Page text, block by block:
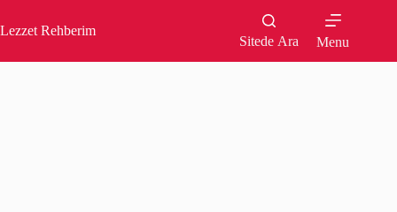
to
content
Lezzet Rehberim
Sitede Ara Menu